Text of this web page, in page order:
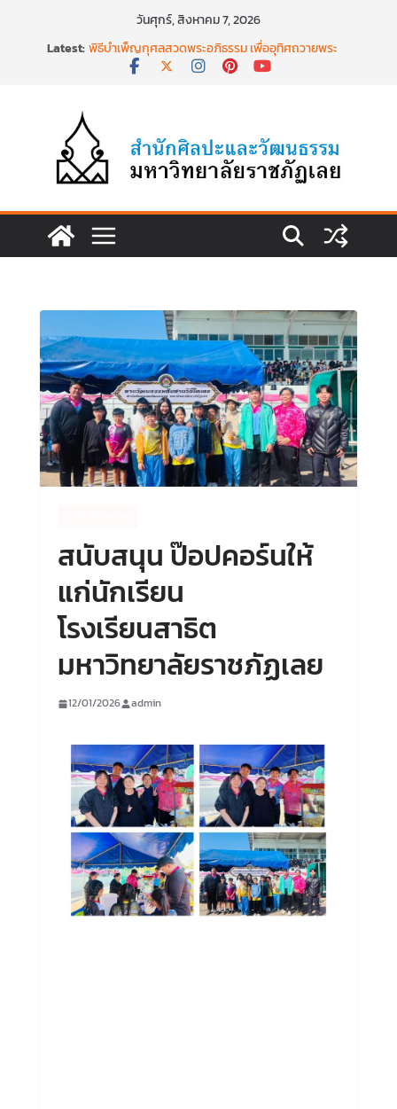
วันศุกร์, สิงหาคม 7, 2026
Latest: พิธีบำเพ็ญกุศลสวดพระอภิธรรม เพื่ออุทิศถวายพระ
กุศลแด่ สมเด็จพระเจ้าลูกเธอ เจ้าฟ้าพัชรกิติยาภา นเร
สมเด็จพระเจ้าลูกเธอฯ วันที่ ๒๒ มิถุนายน ๒๕๖๙
พิธีบำเพ็ญกุศล ทำบุญตักบาตร เนื่องในวาระครบ
ครบ ๑๕ วัน (ปัณรสมวาร) แห่งการสิ้นพระชนม์
สมเด็จพระเจ้าลูกเธอ เจ้าฟ้าพัชรกิติยาภาฯ
นำงานวิจัยเรื่องการถ่ายทอดจิตรกรรมฝาผนังวัด
โพธิ์ชัยนาพึงผ่านงานศิลปะภาพพิมพ์ฯ ระหว่างวันที่ 22
– 26 มิถุนายน 2569
เชียงคานเปิดงานยิ่งใหญ่ ฉลองครบรอบ ๑๑๕ ปี
สนับสนุน ป๊อปคอร์นให้
แก่นักเรียน
โรงเรียนสาธิต
มหาวิทยาลัยราชภัฏเลย
12/01/2026 admin